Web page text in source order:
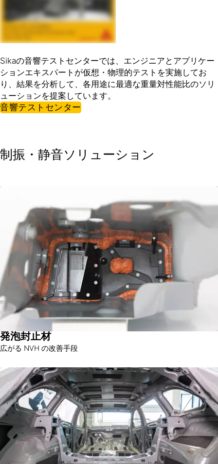
Sikaの音響テストセンターでは、エンジニアとアプリケー
ションエキスパートが仮想・物理的テストを実施してお
り、結果を分析して、各用途に最適な重量対性能比のソリ
ューションを提案しています。
音響テストセンター
制振・静音ソリューション
発泡封止材
広がる NVH の改善手段